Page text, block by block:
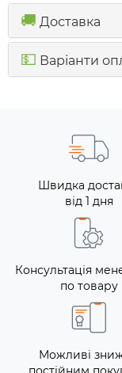
🚚 Доставка
💵 Варіанти
Швидка
від 1 дня
Консультація
по товару
Можливі